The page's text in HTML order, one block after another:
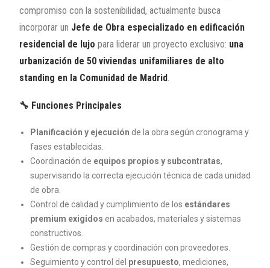
compromiso con la sostenibilidad, actualmente busca
incorporar un Jefe de Obra especializado en edificación
residencial de lujo para liderar un proyecto exclusivo: una
urbanización de 50 viviendas unifamiliares de alto
standing en la Comunidad de Madrid.
🔧 Funciones Principales
Planificación y ejecución de la obra según cronograma y
fases establecidas.
Coordinación de equipos propios y subcontratas,
supervisando la correcta ejecución técnica de cada unidad
de obra.
Control de calidad y cumplimiento de los estándares
premium exigidos en acabados, materiales y sistemas
constructivos.
Gestión de compras y coordinación con proveedores.
Seguimiento y control del presupuesto, mediciones,